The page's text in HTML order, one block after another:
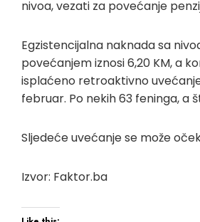
nivoa, vezati za povećanje
Egzistencijalna naknada sa
povećanjem iznosi 6,20 KM, a
isplaćeno retroaktivno
februar. Po nekih 63 feninga, a
Sljedeće uvećanje se može
Izvor: Faktor.ba